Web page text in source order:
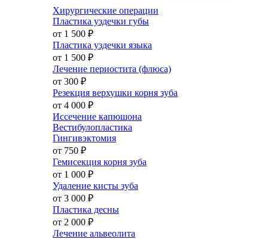
Хирургические операции
Пластика уздечки губы
от 1 500 ₽
Пластика уздечки языка
от 1 500 ₽
Лечение периостита (флюса)
от 300 ₽
Резекция верхушки корня зуба
от 4 000 ₽
Иссечение капюшона
Вестибулопластика
Гингивэктомия
от 750 ₽
Гемисекция корня зуба
от 1 000 ₽
Удаление кисты зуба
от 3 000 ₽
Пластика десны
от 2 000 ₽
Лечение альвеолита